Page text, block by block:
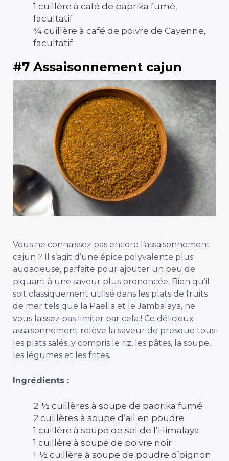
1 cuillère à café de paprika fumé,
facultatif
¾ cuillère à café de poivre de Cayenne,
facultatif
#7 Assaisonnement cajun
Vous ne connaissez pas encore l’assaisonnement
cajun ? Il s’agit d’une épice polyvalente plus
audacieuse, parfaite pour ajouter un peu de
piquant à une saveur plus prononcée. Bien qu’il
soit classiquement utilisé dans les plats de fruits
de mer tels que la Paella et le Jambalaya, ne
vous laissez pas limiter par cela ! Ce délicieux
assaisonnement relève la saveur de presque tous
les plats salés, y compris le riz, les pâtes, la soupe,
les légumes et les frites.
Ingrédients :
2 ½ cuillères à soupe de paprika fumé
2 cuillères à soupe d’ail en poudre
1 cuillère à soupe de sel de l’Himalaya
1 cuillère à soupe de poivre noir
1 ½ cuillère à soupe de poudre d’oignon